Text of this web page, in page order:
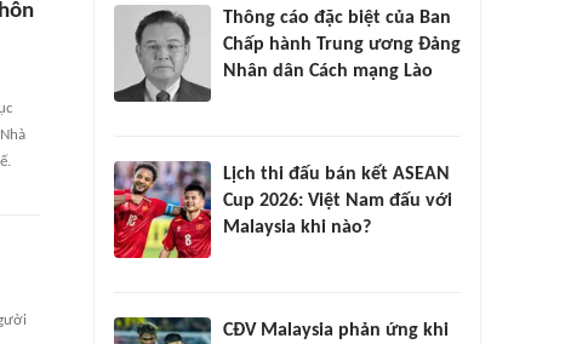
Thông cáo đặc biệt của Ban
Chấp hành Trung ương Đảng
Nhân dân Cách mạng Lào
Lịch thi đấu bán kết ASEAN
Cup 2026: Việt Nam đấu với
Malaysia khi nào?
CĐV Malaysia phản ứng khi